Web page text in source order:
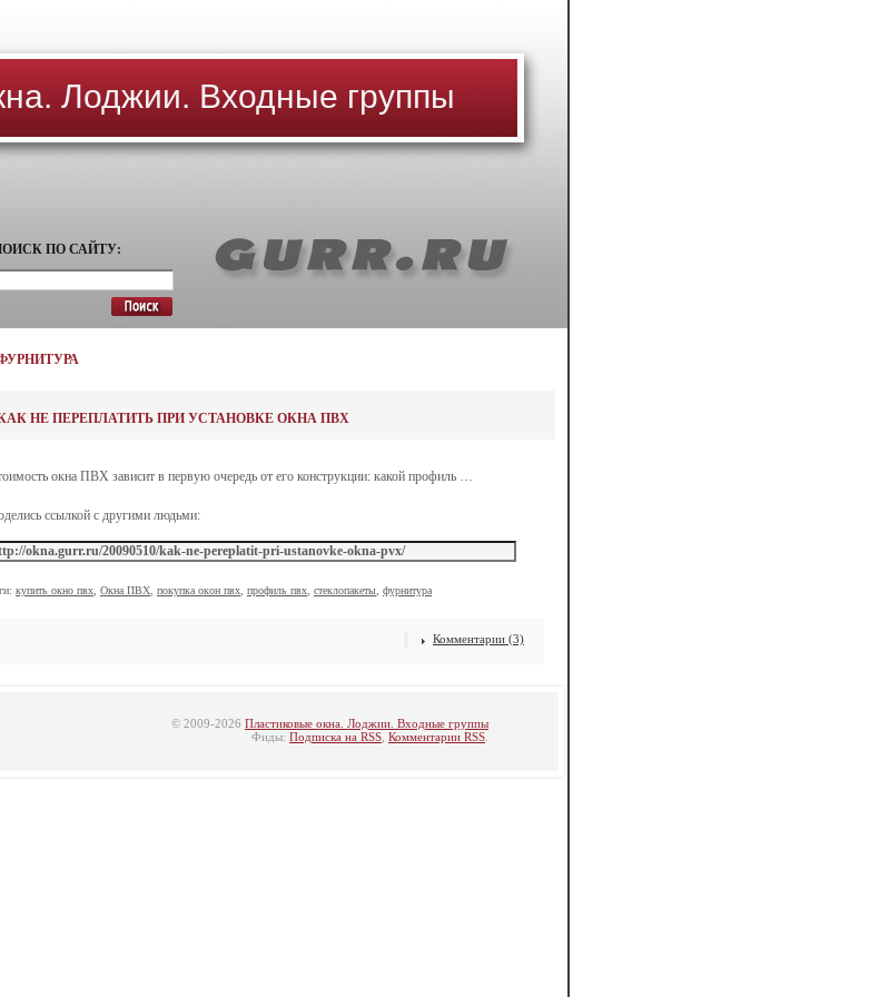
Лоджии. Входные группы
ПО САЙТУ:
НЕ ПЕРЕПЛАТИТЬ ПРИ УСТАНОВКЕ ОКНА ПВХ
окна ПВХ зависит в первую очередь от его конструкции: какой профиль …
ссылкой с другими людьми:
купить окно пвх Окна ПВХ покупка окон пвх профиль пвх стеклопакеты фурнитура
Комментарии (3)
© 2009-2026 Пластиковые окна. Лоджии. Входные группы
Фиды: Подписка на RSS Комментарии RSS